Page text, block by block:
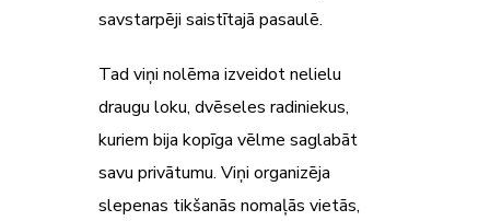
savstarpēji saistītajā pasaulē.
Tad viņi nolēma izveidot nelielu
draugu loku, dvēseles radiniekus,
kuriem bija kopīga vēlme saglabāt
savu privātumu. Viņi organizēja
slepenas tikšanās nomaļās vietās,